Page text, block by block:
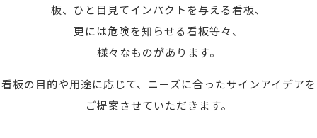
板、ひと目見てインパクトを与える看板、
更には危険を知らせる看板等々、
様々なものがあります。
看板の目的や用途に応じて、ニーズに合ったサインアイデアを
ご提案させていただきます。